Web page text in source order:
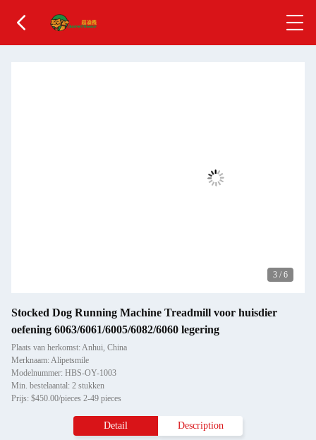
3 / 6
Stocked Dog Running Machine Treadmill voor huisdier
oefening 6063/6061/6005/6082/6060 legering
Plaats van herkomst: Anhui, China
Merknaam: Alipetsmile
Modelnummer: HBS-OY-1003
Min. bestelaantal: 2 stukken
Prijs: $450.00/pieces 2-49 pieces
Detail Description